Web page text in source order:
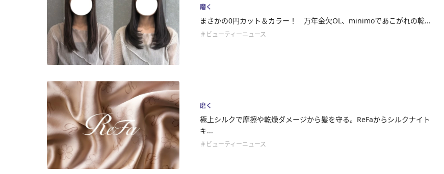
磨く
まさかの0円カット＆カラー！ 万年金欠OL、minimoであこがれの韓...
＃ビューティーニュース
磨く
極上シルクで摩擦や乾燥ダメージから髪を守る。ReFaからシルクナイト
キ...
＃ビューティーニュース